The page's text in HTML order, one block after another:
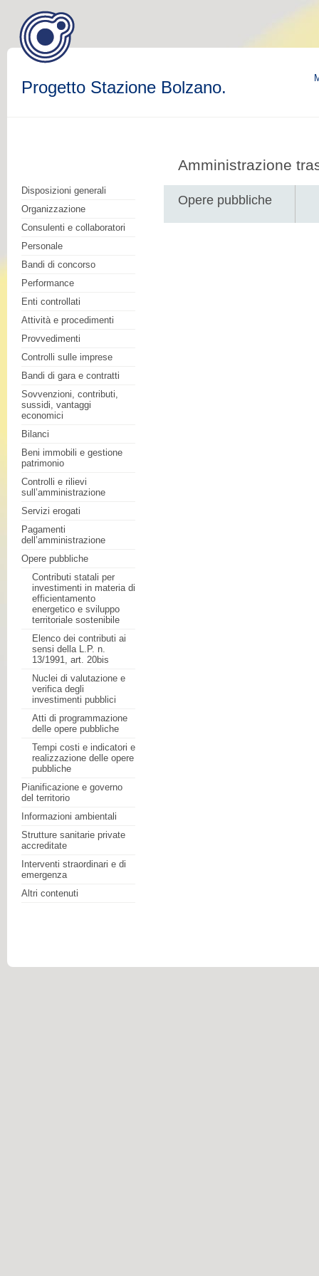
Progetto Stazione Bolzano.
Disposizioni generali
Organizzazione
Consulenti e collaboratori
Personale
Bandi di concorso
Performance
Enti controllati
Attività e procedimenti
Provvedimenti
Controlli sulle imprese
Bandi di gara e contratti
Sovvenzioni, contributi,
sussidi, vantaggi
economici
Bilanci
Beni immobili e gestione
patrimonio
Controlli e rilievi
sull’amministrazione
Servizi erogati
Pagamenti
dell’amministrazione
Opere pubbliche
Contributi statali per
investimenti in materia di
efficientamento
energetico e sviluppo
territoriale sostenibile
Elenco dei contributi ai
sensi della L.P. n.
13/1991, art. 20bis
Nuclei di valutazione e
verifica degli
investimenti pubblici
Atti di programmazione
delle opere pubbliche
Tempi costi e indicatori e
realizzazione delle opere
pubbliche
Pianificazione e governo
del territorio
Informazioni ambientali
Strutture sanitarie private
accreditate
Interventi straordinari e di
emergenza
Altri contenuti
Amministrazione
Opere pubbliche